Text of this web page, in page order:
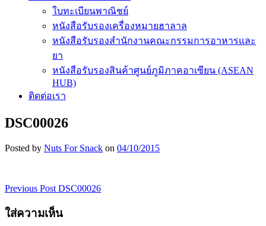
ใบทะเบียนพาณิชย์
หนังสือรับรองเครื่องหมายฮาลาล
หนังสือรับรองสำนักงานคณะกรรมการอาหารและ
ยา
หนังสือรับรองสินค้าศูนย์ภูมิภาคอาเซียน (ASEAN
HUB)
ติดต่อเรา
DSC00026
Posted by Nuts For Snack on 04/10/2015
เมนู
นำทาง
Previous Post DSC00026
ใส่ความเห็น